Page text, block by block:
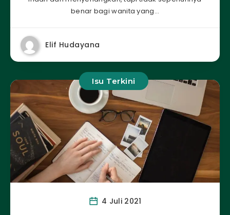
benar bagi wanita yang…
Elif Hudayana
Isu Terkini
4 Juli 2021